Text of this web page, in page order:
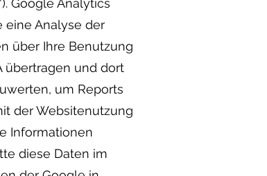
Google Analytics
eine Analyse der
über Ihre Benutzung
übertragen und dort
um Reports
der Websitenutzung
Informationen
diese Daten im